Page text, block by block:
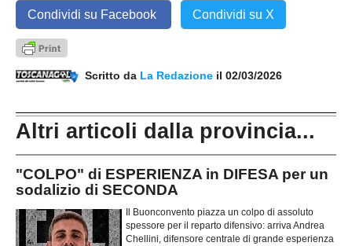
Condividi su Facebook Condividi su X
Scritto da La Redazione il 02/03/2026
Altri articoli dalla provincia...
"COLPO" di ESPERIENZA in DIFESA per un
sodalizio di SECONDA
Il Buonconvento piazza un colpo di assoluto
spessore per il reparto difensivo: arriva Andrea
Chellini, difensore centrale di grande esperienza